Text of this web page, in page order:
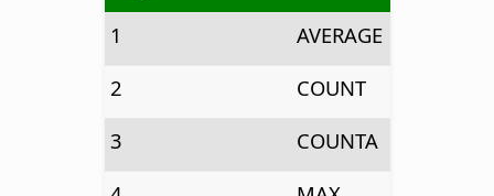
1
AVERAGE
2
COUNT
3
COUNTA